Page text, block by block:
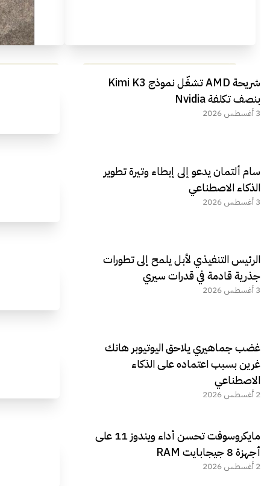
مراجعة شاملة لعملاق الألعاب
الجديد REDMAGIC 11 AIR
شريحة AMD تشغّل نموذج Kimi K3
بنصف تكلفة Nvidia
3 أغسطس 2026
سام ألتمان يدعو إلى إبطاء وتيرة تطوير
الذكاء الاصطناعي
3 أغسطس 2026
الرئيس التنفيذي لأبل يلمح إلى تطورات
جذرية قادمة في قدرات سيري
3 أغسطس 2026
غضب جماهيري يلاحق اليوتيوبر هانك
غرين بسبب اعتماده على الذكاء
الاصطناعي
2 أغسطس 2026
مايكروسوفت تحسن أداء ويندوز 11 على
أجهزة 8 جيجابايت RAM
2 أغسطس 2026